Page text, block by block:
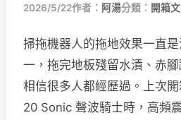
2026/5/22作者： 阿湯分類： 開箱
掃拖機器人的拖地效果一直
一，拖完地板殘留水漬、赤
相信很多人都經歷過。上次
20 Sonic 聲波騎士時，高頻